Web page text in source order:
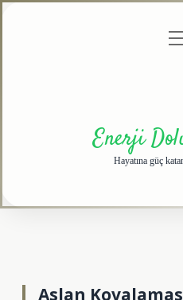
Enerji
Hayatına güç
Aslan